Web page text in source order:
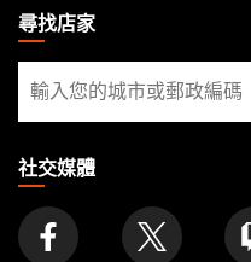
THE
GATHERING
FOOTER
尋找店家
尋
找
家
社交媒體